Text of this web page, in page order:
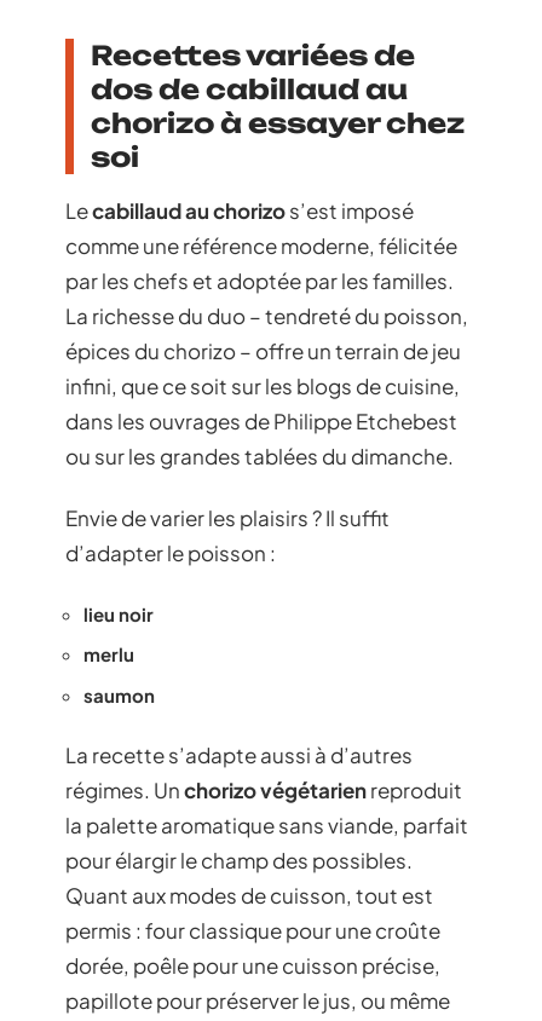
Recettes variées de
dos de cabillaud au
chorizo à essayer chez
soi
Lecabillaud au chorizos’est imposé
comme une référence moderne, félicitée
par les chefs et adoptée par les familles.
La richesse du duo – tendreté du poisson,
épices du chorizo – offre un terrain de jeu
infini, que ce soit sur les blogs de cuisine,
dans les ouvrages de Philippe Etchebest
ou sur les grandes tablées du dimanche.
Envie de varier les plaisirs ? Il suffit
d’adapter le poisson :
lieu noir
merlu
saumon
La recette s’adapte aussi à d’autres
régimes. Unchorizo végétarienreproduit
la palette aromatique sans viande, parfait
pour élargir le champ des possibles.
Quant aux modes de cuisson, tout est
permis : four classique pour une croûte
dorée, poêle pour une cuisson précise,
papillote pour préserver le jus, ou même